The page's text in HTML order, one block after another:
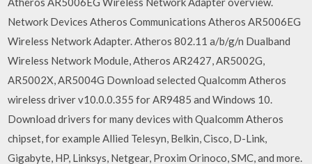
Network Devices Atheros Communications Atheros AR5006EG
Wireless Network Adapter. Atheros 802.11 a/b/g/n Dualband
Wireless Network Module, Atheros AR2427, AR5002G,
AR5002X, AR5004G Download selected Qualcomm Atheros
wireless driver v10.0.0.355 for AR9485 and Windows 10.
Download drivers for many devices with Qualcomm Atheros
chipset, for example Allied Telesyn, Belkin, Cisco, D-Link,
Gigabyte, HP, Linksys, Netgear, Proxim Orinoco, SMC, and more.